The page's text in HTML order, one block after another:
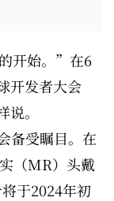
开始。”在6
开发者大会
。
受瞩目。在
（MR）头戴
于2024年初